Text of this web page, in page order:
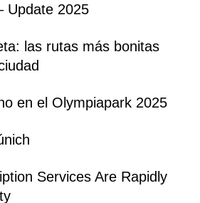
Update 2025
las rutas más bonitas
en el Olympiapark 2025
Services Are Rapidly